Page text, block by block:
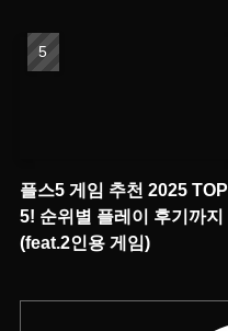
플스5 게임 추천 2025 TOP
5! 순위별 플레이 후기까지
(feat.2인용 게임)